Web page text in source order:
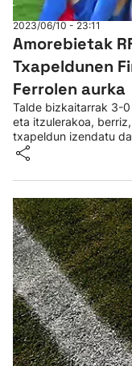
2023/06/10 - 23:11
Amorebietak
Txapeldunen
Ferrolen aurka
Talde bizkaitarrak 3-
eta itzulerakoa,
txapeldun izendatu